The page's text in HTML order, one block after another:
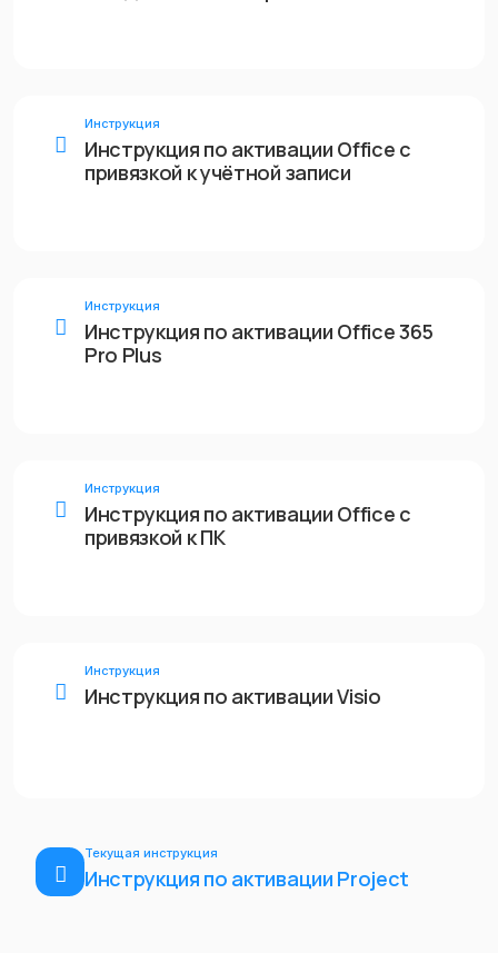
Инструкция
Инструкция по активации Office с
привязкой к учётной записи
Инструкция
Инструкция по активации Office 365
Pro Plus
Инструкция
Инструкция по активации Office с
привязкой к ПК
Инструкция
Инструкция по активации Visio
Текущая инструкция
Инструкция по активации Project